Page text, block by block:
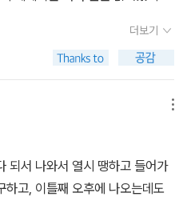
치지 않는 역시나 확고한 신념. 연
니다.결론적으로 재미있습니다.
의 대결뿐만 아니라 형사들 개인
대립), 조금 이야기가 분산되는 느
야기만 집중을 하고, 분량을 줄였
조금 아쉽네요. 요즘 긴 이야기
개인적인 취향입니다.
고양이가 주인공으로 등장한다.
미롭게 시작하고 있다. 두어시
펼쳤는데 일을 해야할 시점인데
만 표지만으로도 괜히 펼쳐보고
것은 볼 수도, 번역할수도 없는
내리고 싶지는 않은.
로그램이 많아져서 그냥 그런
더보기
되서 나와서 열시 땡하고 들어가
고, 이틀째 오후에 나오는데도